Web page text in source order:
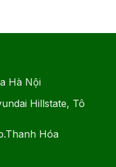
Hà Nội
Hillstate, Tô
Hóa